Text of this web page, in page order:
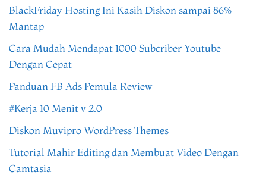
BlackFriday Hosting Ini Kasih Diskon sampai 86%
Mantap
Cara Mudah Mendapat 1000 Subcriber Youtube
Dengan Cepat
Panduan FB Ads Pemula Review
#Kerja 10 Menit v 2.0
Diskon Muvipro WordPress Themes
Tutorial Mahir Editing dan Membuat Video Dengan
Camtasia